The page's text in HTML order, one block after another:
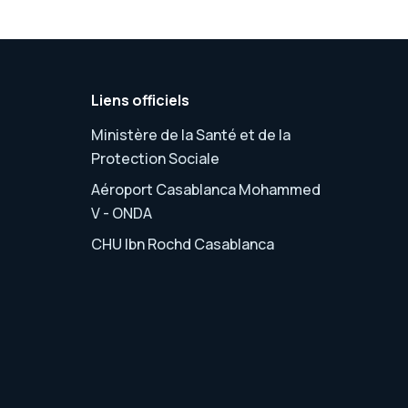
Liens officiels
Ministère de la Santé et de la
Protection Sociale
Aéroport Casablanca Mohammed
V - ONDA
CHU Ibn Rochd Casablanca